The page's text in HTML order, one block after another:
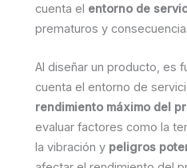
cuenta el entorno de
prematuros y
Al diseñar un producto, es
cuenta el entorno de
rendimiento máximo del
evaluar factores como la
la vibración y peligros